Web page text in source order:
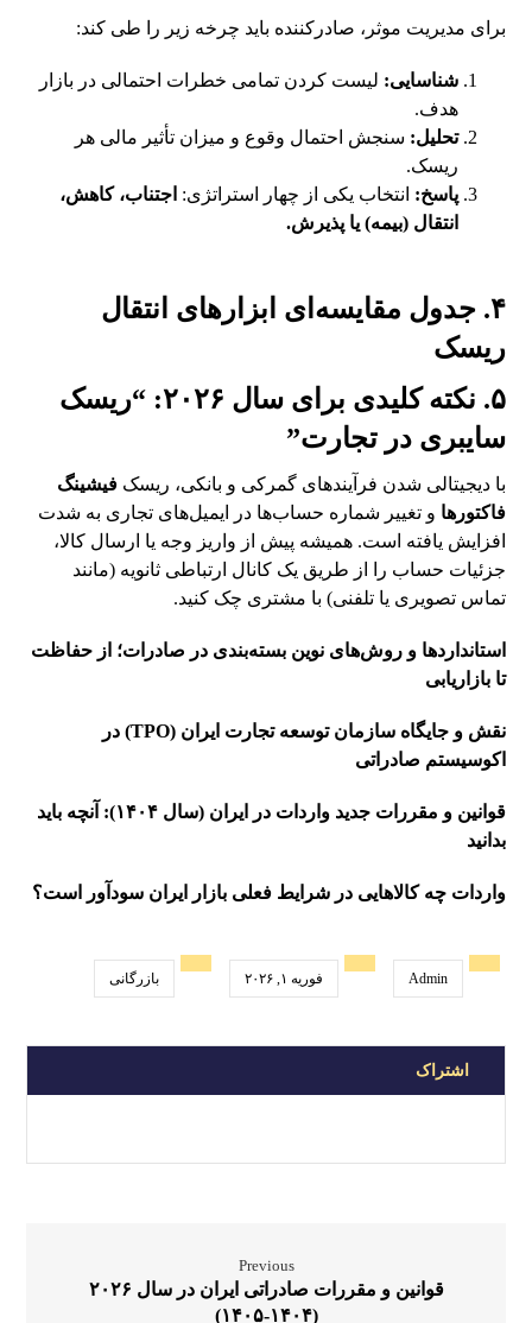
برای مدیریت موثر، صادرکننده باید چرخه زیر را طی کند:
شناسایی: لیست کردن تمامی خطرات احتمالی در بازار
هدف.
تحلیل: سنجش احتمال وقوع و میزان تأثیر مالی هر
ریسک.
پاسخ: انتخاب یکی از چهار استراتژی: اجتناب، کاهش،
انتقال (بیمه) یا پذیرش.
۴. جدول مقایسه‌ای ابزارهای انتقال
ریسک
۵. نکته کلیدی برای سال ۲۰۲۶: “ریسک
سایبری در تجارت”
با دیجیتالی شدن فرآیندهای گمرکی و بانکی، ریسکفیشینگ
فاکتورها و تغییر شماره حساب‌ها در ایمیل‌های تجاری به شدت
افزایش یافته است. همیشه پیش از واریز وجه یا ارسال کالا،
جزئیات حساب را از طریق یک کانال ارتباطی ثانویه (مانند
تماس تصویری یا تلفنی) با مشتری چک کنید.
استانداردها و روش‌های نوین بسته‌بندی در صادرات؛ از حفاظت
تا بازاریابی
نقش و جایگاه سازمان توسعه تجارت ایران (TPO) در
اکوسیستم صادراتی
قوانین و مقررات جدید واردات در ایران (سال ۱۴۰۴): آنچه باید
بدانید
واردات چه کالاهایی در شرایط فعلی بازار ایران سودآور است؟
Admin فوریه ۱, ۲۰۲۶ بازرگانی
Previous
قوانین و مقررات صادراتی ایران در سال ۲۰۲۶
(۱۴۰۴-۱۴۰۵)